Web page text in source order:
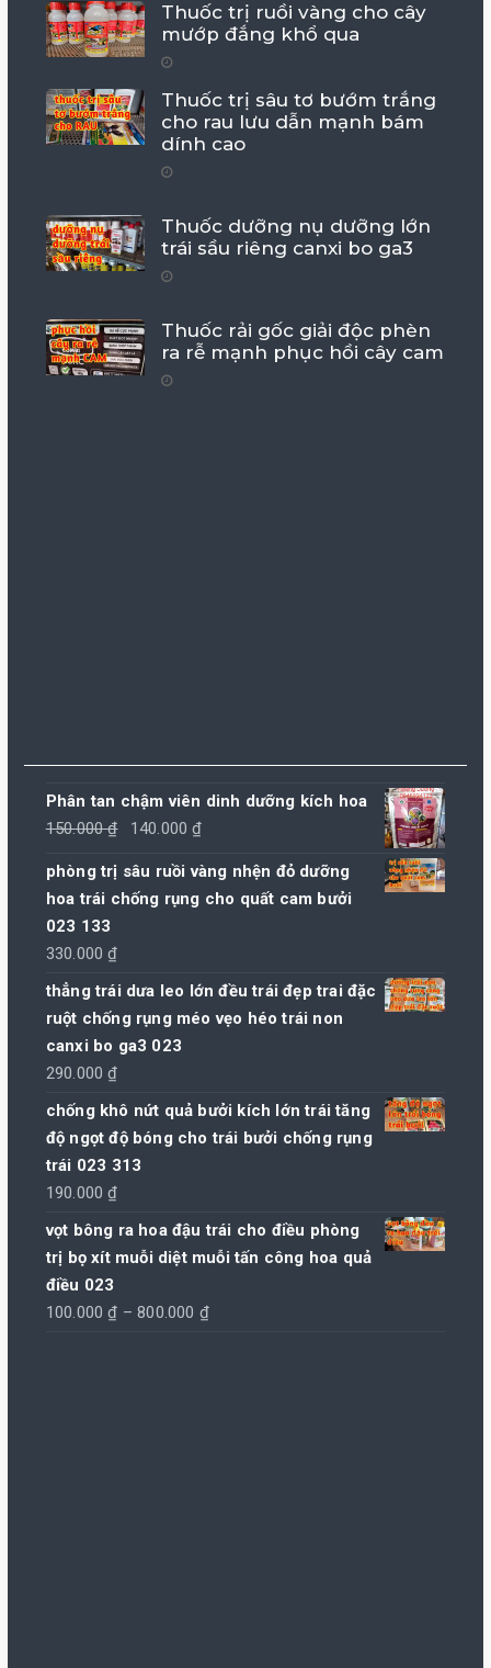
Thuốc trị ruồi vàng cho cây
mướp đắng khổ qua
Thuốc trị sâu tơ bướm trắng
cho rau lưu dẫn mạnh bám
dính cao
Thuốc dưỡng nụ dưỡng lớn
trái sầu riêng canxi bo ga3
Thuốc rải gốc giải độc phèn
ra rễ mạnh phục hồi cây cam
Phân tan chậm viên dinh dưỡng kích hoa
150.000₫
Giá
là:
150.000 ₫.
140.000₫
tại
là:
phòng trị sâu ruồi vàng nhện đỏ dưỡng
hoa trái chống rụng cho quất cam bưởi
023 133
330.000₫
thẳng trái dưa leo lớn đều trái đẹp trai đặc
ruột chống rụng méo vẹo héo trái non
canxi bo ga3 023
290.000₫
chống khô nứt quả bưởi kích lớn trái tăng
độ ngọt độ bóng cho trái bưởi chống rụng
trái 023 313
190.000₫
vọt bông ra hoa đậu trái cho điều phòng
trị bọ xít muỗi diệt muỗi tấn công hoa quả
điều 023
100.000₫ – 800.000 ₫Khoảng